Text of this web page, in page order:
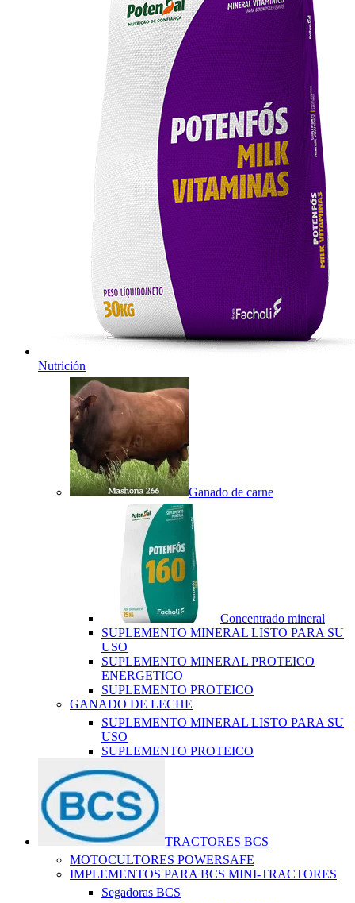
Nutrición
Ganado de carne
Concentrado mineral
SUPLEMENTO MINERAL LISTO PARA SU
USO
SUPLEMENTO MINERAL PROTEICO
ENERGETICO
SUPLEMENTO PROTEICO
GANADO DE LECHE
SUPLEMENTO MINERAL LISTO PARA SU
USO
SUPLEMENTO PROTEICO
TRACTORES BCS
MOTOCULTORES POWERSAFE
IMPLEMENTOS PARA BCS MINI-TRACTORES
Segadoras BCS